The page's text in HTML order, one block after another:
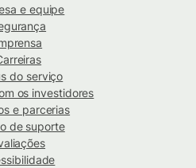
e equipe
do serviço
os investidores
e parcerias
de suporte